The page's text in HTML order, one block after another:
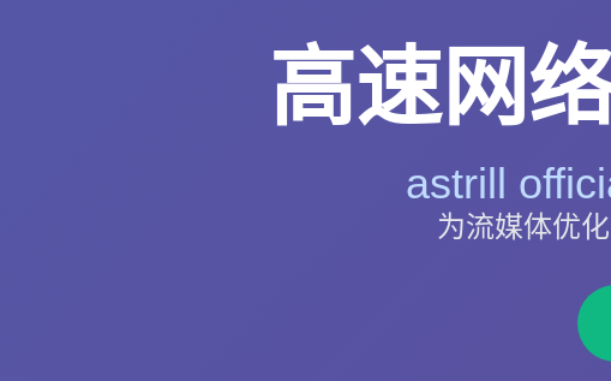
高速网
astrill
为流媒体优